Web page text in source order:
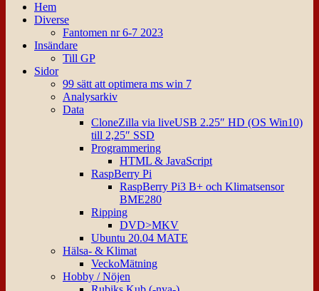
Hem
Diverse
Fantomen nr 6-7 2023
Insändare
Till GP
Sidor
99 sätt att optimera ms win 7
Analysarkiv
Data
CloneZilla via liveUSB 2.25″ HD (OS Win10)
till 2,25″ SSD
Programmering
HTML & JavaScript
RaspBerry Pi
RaspBerry Pi3 B+ och Klimatsensor
BME280
Ripping
DVD>MKV
Ubuntu 20.04 MATE
Hälsa- & Klimat
VeckoMätning
Hobby / Nöjen